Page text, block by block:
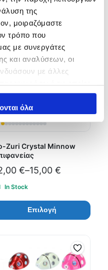
της
μοιραζόμαστε
τρόπο που
με συνεργάτες
και αναλύσεων, οι
με άλλες
ή τις οποίες
από μέρους σας χρήση
όλα
Zuri Crystal Minnow
€–15,00 €
In Stock
Επιλογή